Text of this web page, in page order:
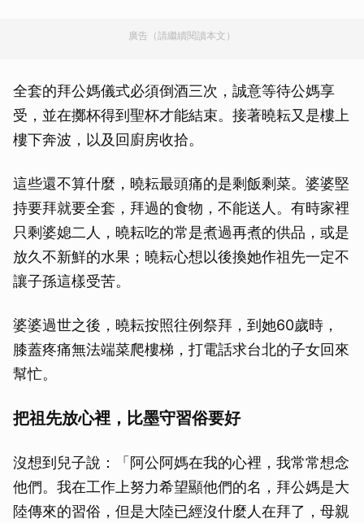
廣告（請繼續閱讀本文）
全套的拜公媽儀式必須倒酒三次，誠意等待公媽享
受，並在擲杯得到聖杯才能結束。接著曉耘又是樓上
樓下奔波，以及回廚房收拾。
這些還不算什麼，曉耘最頭痛的是剩飯剩菜。婆婆堅
持要拜就要全套，拜過的食物，不能送人。有時家裡
只剩婆媳二人，曉耘吃的常是煮過再煮的供品，或是
放久不新鮮的水果；曉耘心想以後換她作祖先一定不
讓子孫這樣受苦。
婆婆過世之後，曉耘按照往例祭拜，到她60歲時，
膝蓋疼痛無法端菜爬樓梯，打電話求台北的子女回來
幫忙。
把祖先放心裡，比墨守習俗要好
沒想到兒子說：「阿公阿媽在我的心裡，我常常想念
他們。我在工作上努力希望顯他們的名，拜公媽是大
陸傳來的習俗，但是大陸已經沒什麼人在拜了，母親